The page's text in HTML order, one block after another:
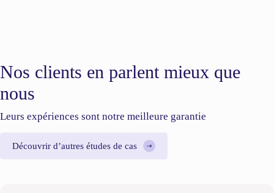
Nos clients en parlent mieux que
nous
Leurs expériences sont notre meilleure garantie
Découvrir d’autres études de cas